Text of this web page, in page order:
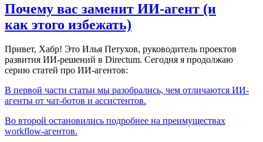
Почему вас заменит ИИ‑агент (и
как этого избежать)
Привет, Хабр! Это Илья Петухов, руководитель проектов
развития ИИ-решений в Directum. Сегодня я продолжаю
серию статей про ИИ-агентов:
В первой части статьи мы разобрались, чем отличаются ИИ-
агенты от чат-ботов и ассистентов.
Во второй остановились подробнее на преимуществах
workflow-агентов.